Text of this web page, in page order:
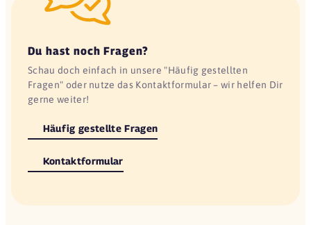
Du hast noch Fragen?
Schau doch einfach in unsere "Häufig gestellten
Fragen" oder nutze das Kontaktformular – wir helfen Dir
gerne weiter!
Häufig gestellte Fragen
Kontaktformular